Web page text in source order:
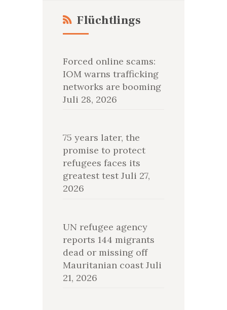
Flüchtlings
Forced online scams:
IOM warns trafficking
networks are booming
Juli 28, 2026
75 years later, the
promise to protect
refugees faces its
greatest test Juli 27,
2026
UN refugee agency
reports 144 migrants
dead or missing off
Mauritanian coast Juli
21, 2026